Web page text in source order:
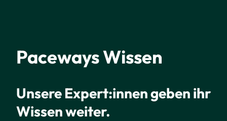
Paceways Wissen
Unsere Expert:innen geben ihr
Wissen weiter.